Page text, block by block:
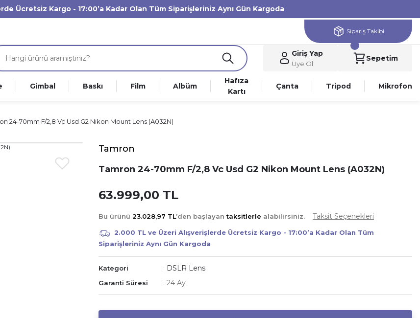
Ücretsiz Kargo - 17:00’a Kadar Olan Tüm Siparişleriniz Aynı Gün Kargoda
Sipariş Takibi
Giriş Yap
Üye Ol
Sepetim
Gimbal Baskı Film Albüm
Hafıza
Kartı
Çanta Tripod Mikrofon
24-70mm F/2,8 Vc Usd G2 Nikon Mount Lens (A032N)
Tamron
Tamron 24-70mm F/2,8 Vc Usd G2 Nikon Mount Lens (A032N)
63.999,00 TL
Bu ürünü 23.028,97 TL’den başlayantaksitlerle alabilirsiniz. Taksit Seçenekleri
2.000 TL ve Üzeri Alışverişlerde Ücretsiz Kargo - 17:00’a Kadar Olan Tüm
Siparişleriniz Aynı Gün Kargoda
Kategori DSLR Lens
Garanti Süresi 24 Ay